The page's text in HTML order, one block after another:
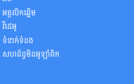
អត្តលិកឆ្នើម
វីដេអូ
ទំនាក់ទំនង
សហព័ន្ធមិនអូឡាំពិក